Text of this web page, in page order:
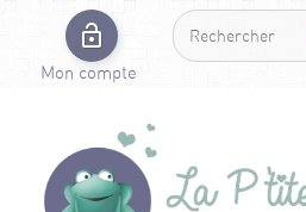
Mon compte